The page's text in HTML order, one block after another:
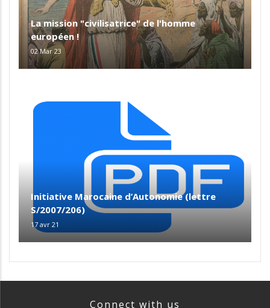
La mission "civilisatrice" de l'homme
européen !
02 Mar 23
Initiative Marocaine d’Autonomie (lettre
S/2007/206)
17 avr 21
Connect with us